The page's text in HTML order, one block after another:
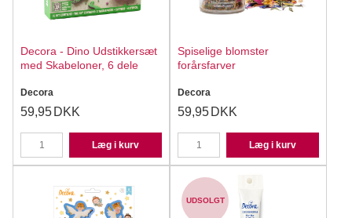
Decora - Dino Udstikkersæt
med Skabeloner, 6 dele
Decora
59,95 DKK
Læg i kurv
Spiselige blomster
forårsfarver
Decora
59,95 DKK
Læg i kurv
UDSOLGT